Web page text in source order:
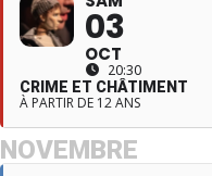
03
OCT
20:30
CRIME ET CHÂTIMENT
À PARTIR DE 12 ANS
NOVEMBRE